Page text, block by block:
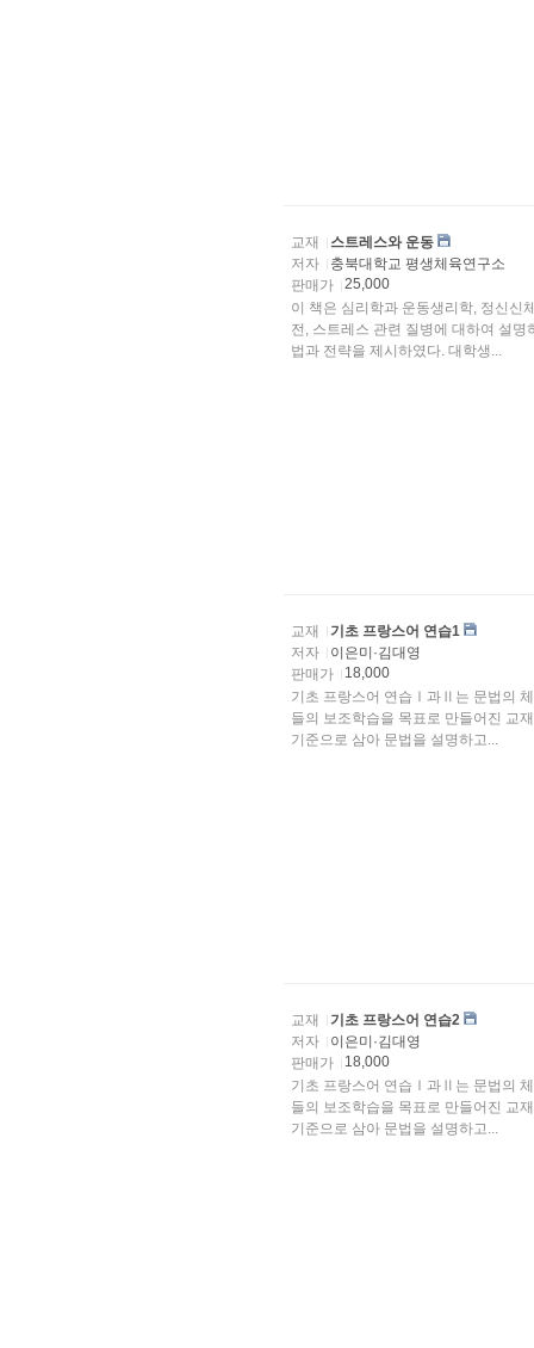
교재
스트레스와 운동
저자
충북대학교 평생체육연구소
판매가
25,000
이 책은 심리학과 운동생리학, 정신신
전, 스트레스 관련 질병에 대하여 설
법과 전략을 제시하였다. 대학생...
교재
기초 프랑스어 연습1
저자
이은미·김대영
판매가
18,000
기초 프랑스어 연습Ⅰ과Ⅱ는 문법의
들의 보조학습을 목표로 만들어진
기준으로 삼아 문법을 설명하고...
교재
기초 프랑스어 연습2
저자
이은미·김대영
판매가
18,000
기초 프랑스어 연습Ⅰ과Ⅱ는 문법의
들의 보조학습을 목표로 만들어진
기준으로 삼아 문법을 설명하고...